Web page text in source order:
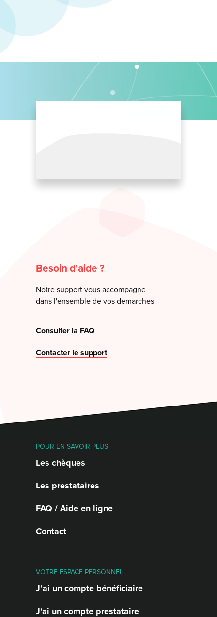
Besoin d'aide ?
Notre support vous accompagne
dans l'ensemble de vos démarches.
Consulter la FAQ
Contacter le support
POUR EN SAVOIR PLUS
Les chèques
Les prestataires
FAQ / Aide en ligne
Contact
VOTRE ESPACE PERSONNEL
J’ai un compte bénéficiaire
J'ai un compte prestataire